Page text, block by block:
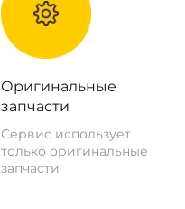
Оригинальные
запчасти
Сервис использует
только оригинальные
запчасти